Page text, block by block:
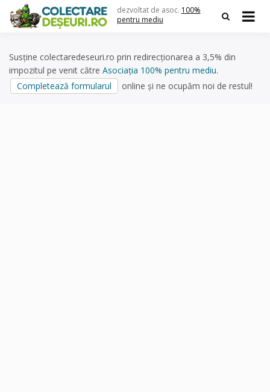
content
dezvoltat de asoc. 100%
pentru mediu
Susține colectaredeseuri.ro prin redirecționarea a 3,5% din
impozitul pe venit către Asociația 100% pentru mediu.
Completează formularul
online și ne ocupăm noi de restul!